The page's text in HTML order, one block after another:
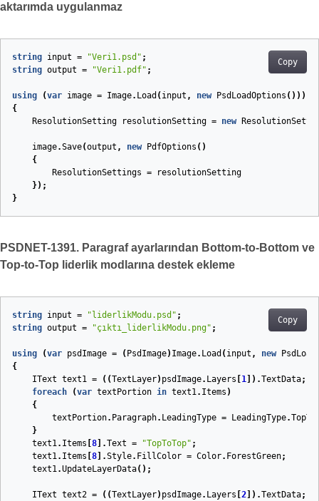
aktarımda uygulanmaz
Copy
string input = "Veri1.psd" ;
string output = "Veri1.pdf" ;
using (var image = Image. Load ( input , new PsdLoadOptions ()))
{
ResolutionSetting
resolutionSetting = new
image.Save(output , new PdfOptions ()
{
ResolutionSettings =
resolutionSetting
});
}
PSDNET-1391. Paragraf ayarlarından Bottom-to-Bottom ve
Top-to-Top liderlik modlarına destek ekleme
Copy
string input = "liderlikModu.psd" ;
string output = "çıktı_liderlikModu.png" ;
using (var psdImage = ( PsdImage) Image. Load ( input , new
{
IText text1 = ((TextLayer) psdImage. Layers 1 ]).TextData;
foreach
(var textPortion in text1. Items )
{
textPortion. Paragraph. LeadingType = LeadingType.
}
text1. Items 8 ].Text = "TopToTop" ;
text1. Items 8 ].Style. FillColor = Color. ForestGreen;
text1.UpdateLayerData();
IText text2 = ((TextLayer) psdImage. Layers 2 ]).TextData;